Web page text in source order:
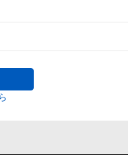
、配布、逆コンパイ
ては、公序良俗や法令
など、作成者が不適切
、その損害がいかなる